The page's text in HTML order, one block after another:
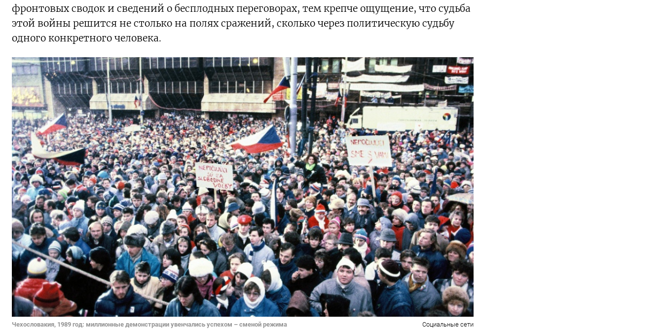
фронтовых сводок и сведений о бесплодных переговорах, тем крепче ощущение, что судьба
этой войны решится не столько на полях сражений, сколько через политическую судьбу
одного конкретного человека.
Чехословакия, 1989 год: миллионные демонстрации увенчались успехом – сменой режима Социальные сети